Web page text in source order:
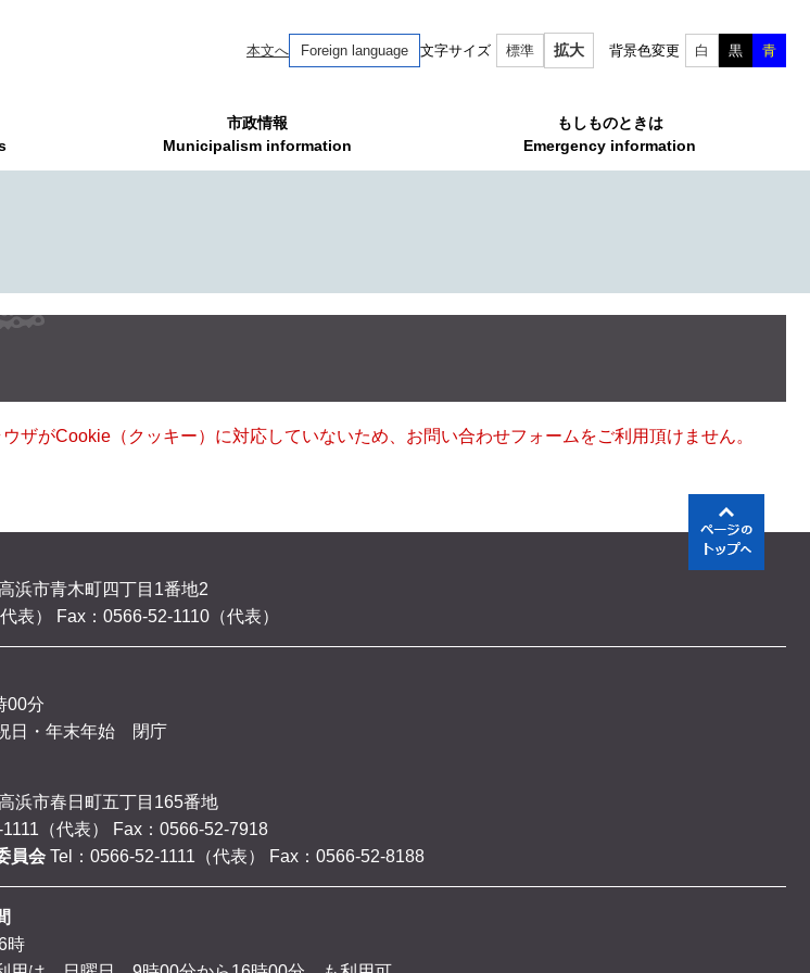
本文へ Foreign language 文字サイズ 標準 拡大 背景色変更 白 黒 青
市政情報
Municipalism information
もしものときは
Emergency information
がCookie（クッキー）に対応していないため、お問い合わせフォームをご利用頂けません。
浜市青木町四丁目1番地2
表）
Fax：0566-52-1110（代表）
00分
日・年末年始 閉庁
浜市春日町五丁目165番地
（代表）
Fax：0566-52-7918
員会 Tel：0566-52-1111（代表） Fax：0566-52-8188
時